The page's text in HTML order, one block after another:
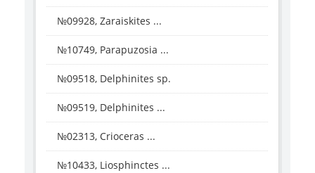
№09928, Zaraiskites ...
№10749, Parapuzosia ...
№09518, Delphinites sp.
№09519, Delphinites ...
№02313, Crioceras ...
№10433, Liosphinctes ...